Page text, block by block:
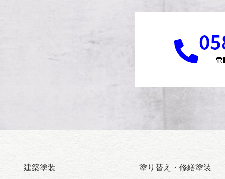
建築塗装 塗り替え・修繕塗装